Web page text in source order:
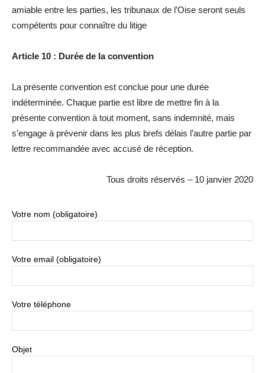
amiable entre les parties, les tribunaux de l’Oise seront seuls
compétents pour connaître du litige
Article 10 : Durée de la convention
La présente convention est conclue pour une durée
indéterminée. Chaque partie est libre de mettre fin à la
présente convention à tout moment, sans indemnité, mais
s’engage à prévenir dans les plus brefs délais l’autre partie par
lettre recommandée avec accusé de réception.
Tous droits réservés – 10 janvier 2020
Votre nom (obligatoire)
Votre email (obligatoire)
Votre téléphone
Objet